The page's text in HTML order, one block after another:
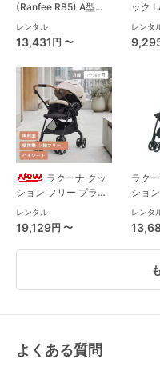
(Ranfee RB5) A型ベ
ビーカー ピジョン
(pigeon)
レンタル
13,431 円 〜
ック
ー コ
レンタ
ラクーナ クッ
ション フリー プラス
AE (アカチャンホンポ
限定モデル) A型ベビ
ーカー アップリカ
(Aprica)
レンタル
19,129円 〜
ラク
ショ
デル(
ポ限
ビー
レンタ
よくある質問